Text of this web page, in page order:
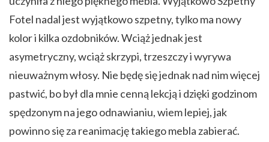
Fotel nadal jest wyjątkowo szpetny, tylko ma nowy
kolor i kilka ozdobników. Wciąż jednak jest
asymetryczny, wciąż skrzypi, trzeszczy i wyrywa
nieuważnym włosy. Nie będę się jednak nad nim więcej
pastwić, bo był dla mnie cenną lekcją i dzięki godzinom
spędzonym na jego odnawianiu, wiem lepiej, jak
powinno się za reanimację takiego mebla zabierać.